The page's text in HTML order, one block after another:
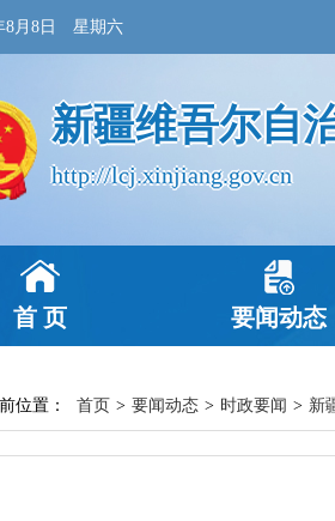
8月8日 星期六
新疆维吾尔自
http://lcj.xinjiang.gov.cn
首 页 要闻动态
位置： 首页 > 要闻动态 > 时政要闻 > 新